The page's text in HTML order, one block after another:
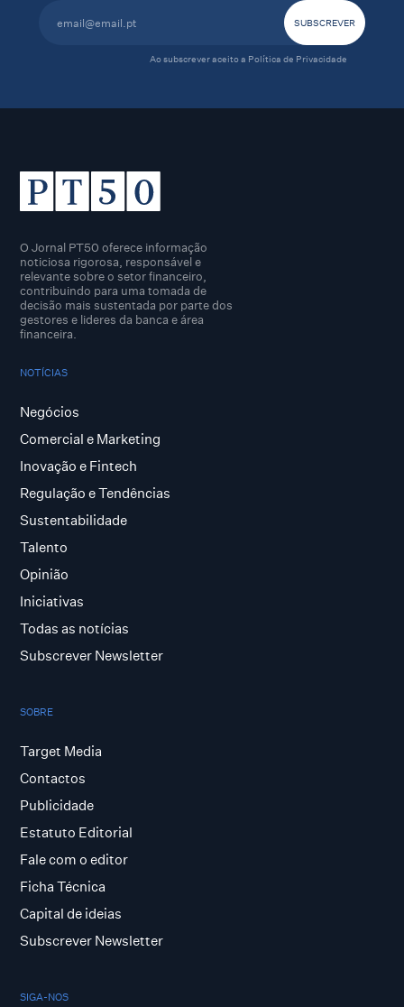
Ao subscrever aceito a Política de Privacidade
O Jornal PT50 oferece informação
noticiosa rigorosa, responsável e
relevante sobre o setor financeiro,
contribuindo para uma tomada de
decisão mais sustentada por parte dos
gestores e lideres da banca e área
financeira.
NOTÍCIAS
Negócios
Comercial e Marketing
Inovação e Fintech
Regulação e Tendências
Sustentabilidade
Talento
Opinião
Iniciativas
Todas as notícias
Subscrever Newsletter
SOBRE
Target Media
Contactos
Publicidade
Estatuto Editorial
Fale com o editor
Ficha Técnica
Capital de ideias
Subscrever Newsletter
SIGA-NOS